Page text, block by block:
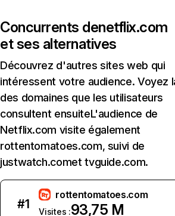
Concurrents denetflix.com
et ses alternatives
Découvrez d'autres sites web qui
intéressent votre audience. Voyez
des domaines que les utilisateurs
consultent ensuiteL'audience de
Netflix.com visite également
rottentomatoes.com, suivi de
justwatch.comet tvguide.com.
#1
rottentomatoes.com
Visites :93,75 M